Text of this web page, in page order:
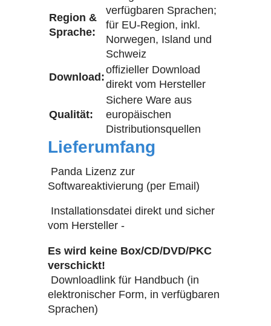
Region &
Sprache:
verfügbaren Sprachen;
für EU-Region, inkl.
Norwegen, Island und
Schweiz
Download:
offizieller Download
direkt vom Hersteller
Qualität:
Sichere Ware aus
europäischen
Distributionsquellen
Lieferumfang
Panda Lizenz zur
Softwareaktivierung (per Email)
Installationsdatei direkt und sicher
vom Hersteller -
Es wird keine Box/CD/DVD/PKC
verschickt!
Downloadlink für Handbuch (in
elektronischer Form, in verfügbaren
Sprachen)